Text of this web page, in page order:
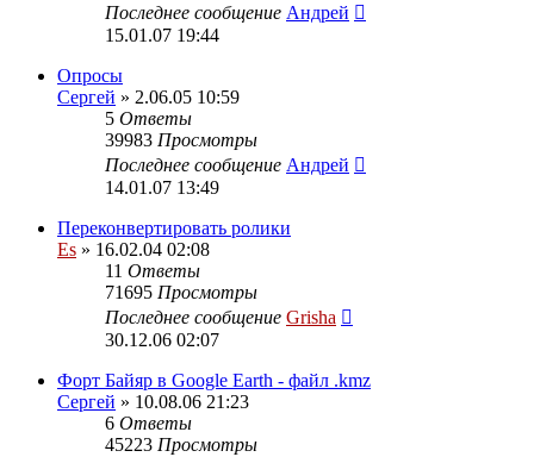
Последнее сообщение Андрей
15.01.07 19:44
Опросы
Сергей » 2.06.05 10:59
5 Ответы
39983 Просмотры
Последнее сообщение Андрей
14.01.07 13:49
Переконвертировать ролики
Es » 16.02.04 02:08
11 Ответы
71695 Просмотры
Последнее сообщение Grisha
30.12.06 02:07
Форт Байяр в Google Earth - файл .kmz
Сергей » 10.08.06 21:23
6 Ответы
45223 Просмотры